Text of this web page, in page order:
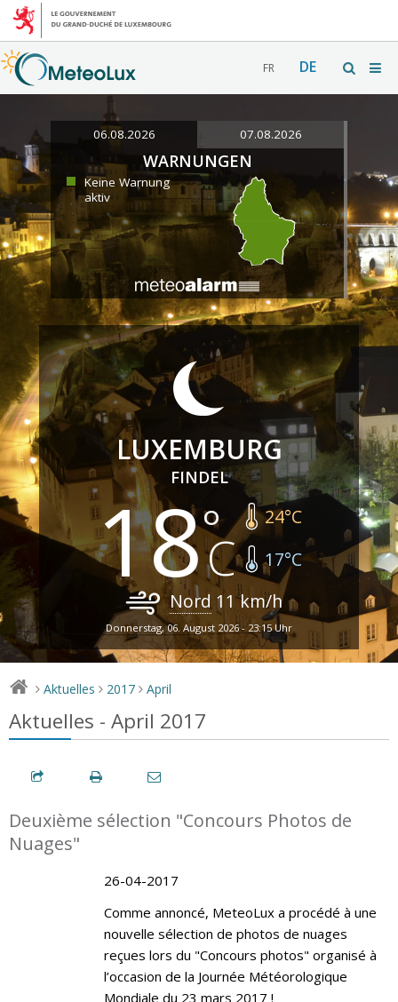
FR DE
06.08.2026 07.08.2026
WARNUNGEN
Keine Warnung
aktiv
LUXEMBURG
FINDEL
18 24°C
17°C
Nord 11km/h
Donnerstag, 06. August 2026 - 23:15 Uhr
> Aktuelles > 2017 > April
Aktuelles - April 2017
Deuxième sélection "Concours Photos de
Nuages"
26-04-2017
Comme annoncé, MeteoLux a procédé à une
nouvelle sélection de photos de nuages
reçues lors du "Concours photos" organisé à
l’occasion de la Journée Météorologique
Mondiale du 23 mars 2017 !